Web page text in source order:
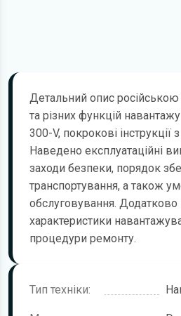
Детальний опис
та різних функцій
300-V, покрокові інструкції
Наведено експлуатаційні
заходи безпеки, порядок
транспортування, а також
обслуговування. Додатково
характеристики
процедури ремонту.
Тип техніки: